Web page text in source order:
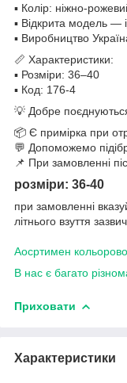
▪️ Колір: ніжно-
▪️ Відкрита модель —
▪️ Виробництво
📏 Характеристики:
▪️ Розміри: 36–40
▪️ Код: 176-4
💡 Добре
📦 Є примірка при
💬 Допоможемо
📌 При замовленні
розміри: 36-40
при замовленні
літнього взуття
Аосртимен
В нас є багато
Приховати
Характеристики